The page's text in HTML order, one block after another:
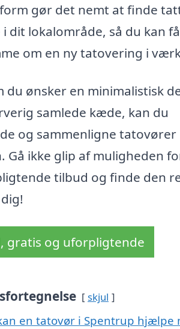
gør det nemt at finde
dit lokalområde, så du kan
om en ny tatovering i
du ønsker en minimalistisk
samlede kæde, kan du
og sammenligne tatovører
Gå ikke glip af muligheden
tilbud og finde den
gratis og uforpligtende
skjul
en tatovør i Spentrup hjælpe